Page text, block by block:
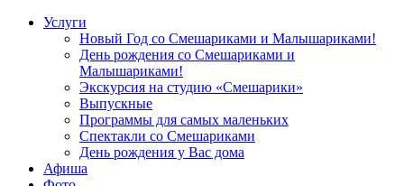
Услуги
Новый Год со Смешариками и Малышариками!
День рождения со Смешариками и
Малышариками!
Экскурсия на студию «Смешарики»
Выпускные
Программы для самых маленьких
Спектакли со Смешариками
День рождения у Вас дома
Афиша